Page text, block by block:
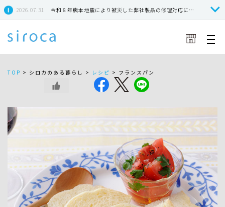
2026.07.31 令和８年熊本地震により被災した弊社製品の修理対応につきまして
TOP > シロカのある暮らし > レシピ > フランスパン